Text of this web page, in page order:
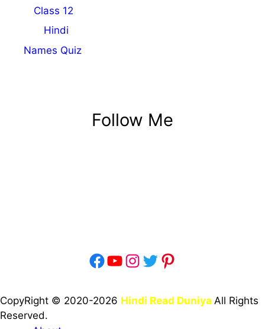
Class 12
Hindi
Names Quiz
Follow Me
Facebook
YouTube
Instagram
TwitterPinterest
CopyRight © 2020-2026 Hindi Read Duniya All Rights
Reserved.